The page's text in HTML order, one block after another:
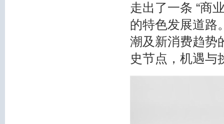
走出了一条 “商
的特色发展道路
潮及新消费趋势
史节点，机遇与